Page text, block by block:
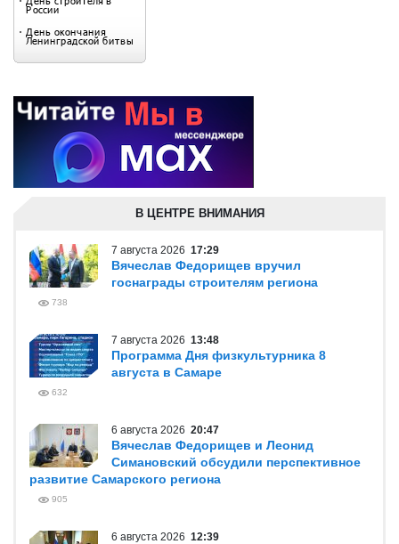
В ЦЕНТРЕ ВНИМАНИЯ
7 августа 2026 17:29
Вячеслав Федорищев вручил
госнаграды строителям региона
738
7 августа 2026 13:48
Программа Дня физкультурника 8
августа в Самаре
632
6 августа 2026 20:47
Вячеслав Федорищев и Леонид
Симановский обсудили перспективное
развитие Самарского региона
905
6 августа 2026 12:39